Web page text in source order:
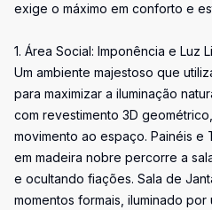
exige o máximo em conforto e
1. Área Social: Imponência e Luz
Um ambiente majestoso que
para maximizar a iluminação
com revestimento 3D
movimento ao espaço. Painéis e
em madeira nobre percorre a
e ocultando fiações. Sala de
momentos formais, iluminado por